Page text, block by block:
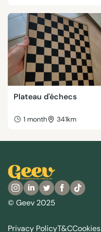
Plateau d'échecs
1 month 341km
© Geev 2025
Privacy PolicyT&CCookies